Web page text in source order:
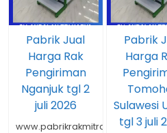
Pabrik Jual
Harga Rak
Pengiriman
Nganjuk tgl 2
juli 2026
www.pabrikrakmitrarakindo.com
Pabrik
Harga
Sulawesi
tgl 3 juli